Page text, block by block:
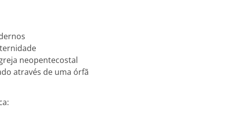
neopentecostal
através de uma órfã